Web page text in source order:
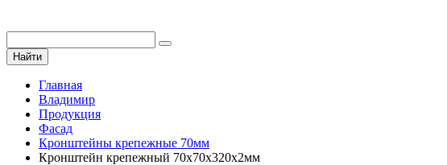
Найти
Главная
Владимир
Продукция
Фасад
Кронштейны крепежные 70мм
Кронштейн крепежный 70х70х320х2мм